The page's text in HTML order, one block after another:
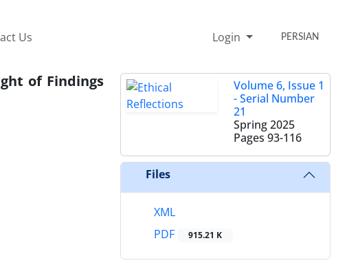
Us Login PERSIAN
of Findings
Volume 6, Issue 1
- Serial Number
21
Spring 2025
Pages 93-116
Files
XML
PDF
915.21 K